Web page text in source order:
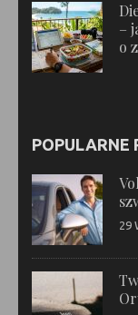
–
o
POPULARNE
29